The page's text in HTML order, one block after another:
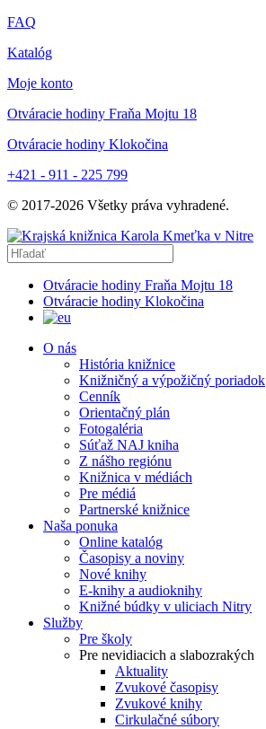
FAQ
Katalóg
Moje konto
Otváracie hodiny Fraňa Mojtu 18
Otváracie hodiny Klokočina
+421 - 911 - 225 799
© 2017-2026 Všetky práva vyhradené.
Otváracie hodiny Fraňa Mojtu 18
Otváracie hodiny Klokočina
O nás
História knižnice
Knižničný a výpožičný poriadok
Cenník
Orientačný plán
Fotogaléria
Súťaž NAJ kniha
Z nášho regiónu
Knižnica v médiách
Pre médiá
Partnerské knižnice
Naša ponuka
Online katalóg
Časopisy a noviny
Nové knihy
E-knihy a audioknihy
Knižné búdky v uliciach Nitry
Služby
Pre školy
Pre nevidiacich a slabozrakých
Aktuality
Zvukové časopisy
Zvukové knihy
Cirkulačné súbory